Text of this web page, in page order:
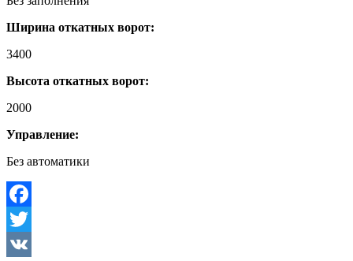
Ширина откатных ворот:
3400
Высота откатных ворот:
2000
Управление:
Без автоматики
Facebook
Twitter